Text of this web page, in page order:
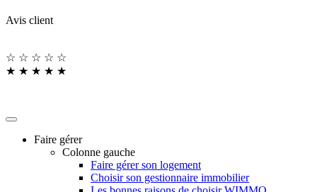
Avis client
☆ ☆ ☆ ☆ ☆
★ ★ ★ ★ ★
Faire gérer
Colonne gauche
Faire gérer son logement
Choisir son gestionnaire immobilier